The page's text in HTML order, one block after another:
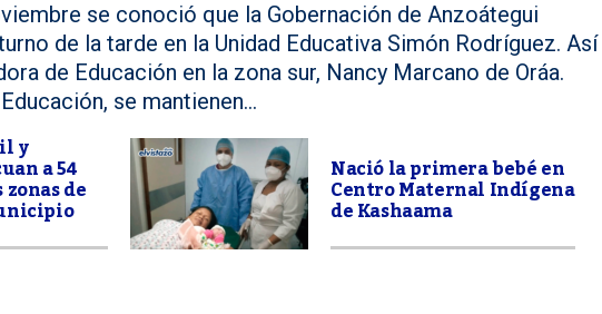
se conoció que la Gobernación de Anzoátegui
de la tarde en la Unidad Educativa Simón Rodríguez. Así
de Educación en la zona sur, Nancy Marcano de Oráa.
se mantienen...
y
a 54
de
Nació la primera bebé en
Centro Maternal Indígena
de Kashaama